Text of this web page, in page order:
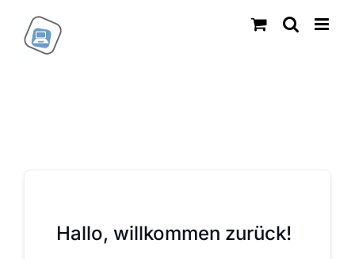
Inhalt
springen
Hallo, willkommen zurück!